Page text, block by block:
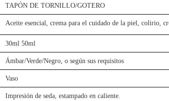
TAPÓN DE TORNILLO/GOTERO
Aceite esencial, crema para el cuidado de la piel, colirio,
30ml 50ml
Ámbar/Verde/Negro, o según sus requisitos
Vaso
Impresión de seda, estampado en caliente.